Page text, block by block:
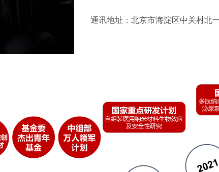
通讯地址：北京市海淀区中关村北